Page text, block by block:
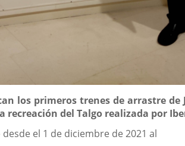
los primeros trenes de arrastre de
recreación del Talgo realizada por
el 1 de diciembre de 2021 al